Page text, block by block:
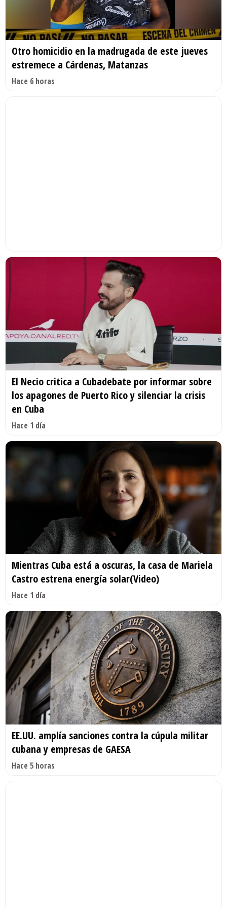
Otro homicidio en la madrugada de este jueves
estremece a Cárdenas, Matanzas
Hace 6 horas
El Necio critica a Cubadebate por informar sobre
los apagones de Puerto Rico y silenciar la crisis
en Cuba
Hace 1 día
Mientras Cuba está a oscuras, la casa de Mariela
Castro estrena energía solar(Video)
Hace 1 día
EE.UU. amplía sanciones contra la cúpula militar
cubana y empresas de GAESA
Hace 5 horas